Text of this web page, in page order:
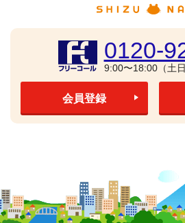
0120-
9:00〜18:00（土日
会員登録